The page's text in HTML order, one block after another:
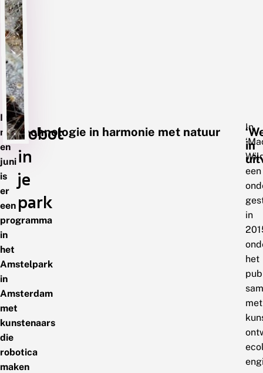
In
mei
en
juni
is
er
een
programma
in
het
Amstelpark
in
Amsterdam
met
kunstenaars
die
robotica
maken
Robot
in
je
park
Technologie in harmonie met natuur
In
een
in
het
met
in